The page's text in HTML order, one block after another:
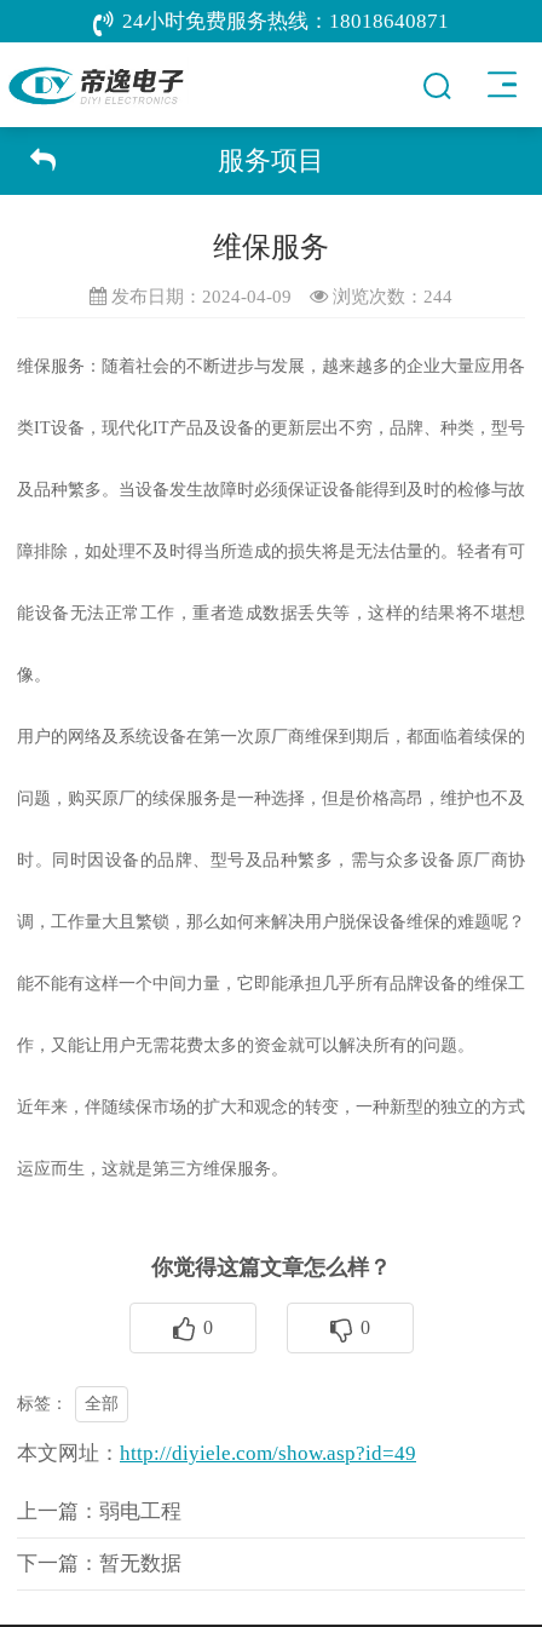
24小时免费服务热线： 18018640871
服务项目
维保服务
发布日期：2024-04-09 浏览次数： 244
维保服务：随着社会的不断进步与发展，越来越多的企业大量应用各
类IT设备，现代化IT产品及设备的更新层出不穷，品牌、种类，型号
及品种繁多。当设备发生故障时必须保证设备能得到及时的检修与故
障排除，如处理不及时得当所造成的损失将是无法估量的。轻者有可
能设备无法正常工作，重者造成数据丢失等，这样的结果将不堪想
像。
用户的网络及系统设备在第一次原厂商维保到期后，都面临着续保的
问题，购买原厂的续保服务是一种选择，但是价格高昂，维护也不及
时。同时因设备的品牌、型号及品种繁多，需与众多设备原厂商协
调，工作量大且繁锁，那么如何来解决用户脱保设备维保的难题呢？
能不能有这样一个中间力量，它即能承担几乎所有品牌设备的维保工
作，又能让用户无需花费太多的资金就可以解决所有的问题。
近年来，伴随续保市场的扩大和观念的转变，一种新型的独立的方式
运应而生，这就是第三方维保服务。
你觉得这篇文章怎么样？
0 0
标签： 全部
本文网址： http://diyiele.com/show.asp?id=49
上一篇：弱电工程
下一篇：暂无数据